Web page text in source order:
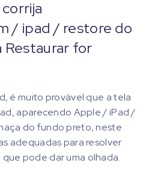
/ ipad / restore do
Restaurar for
é muito provável que a tela
aparecendo Apple / iPad /
do fundo preto, neste
adequadas para resolver
pode dar uma olhada.